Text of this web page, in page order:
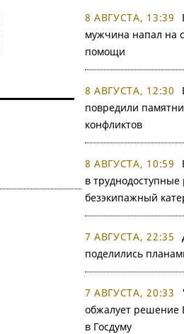
8 АВГУСТА, 13:39
мужчина напал на
помощи
8 АВГУСТА, 12:30
повредили
конфликтов
8 АВГУСТА, 10:59
в
безэкипажный
7 АВГУСТА, 22:35
поделились
7 АВГУСТА, 20:33
обжалует решение
в Госдуму